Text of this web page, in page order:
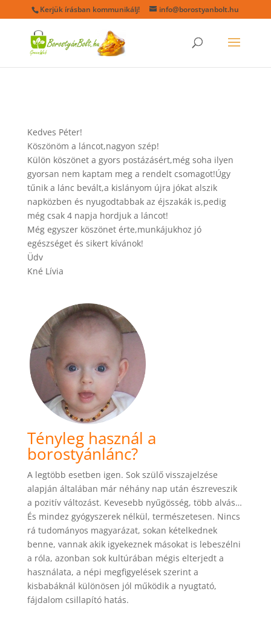
Kerjük írásban kommunikálj! info@borostyanbolt.hu
Kedves Péter!
Köszönöm a láncot,nagyon szép!
Külön köszönet a gyors postázásért,még soha ilyen
gyorsan nem kaptam meg a rendelt csomagot!Úgy
tűnik a lánc bevált,a kislányom újra jókat alszik
napközben és nyugodtabbak az éjszakák is,pedig
még csak 4 napja hordjuk a láncot!
Még egyszer köszönet érte,munkájukhoz jó
egészséget és sikert kívánok!
Üdv
Kné Lívia
Tényleg használ a
borostyánlánc?
A legtöbb esetben igen. Sok szülő visszajelzése
alapján általában már néhány nap után észreveszik
a pozitív változást. Kevesebb nyűgösség, több alvás…
És mindez gyógyszerek nélkül, természetesen. Nincs
rá tudományos magyarázat, sokan kételkednek
benne, vannak akik igyekeznek másokat is lebeszélni
a róla, azonban sok kultúrában mégis elterjedt a
használata, a népi megfigyelések szerint a
kisbabáknál különösen jól működik a nyugtató,
fájdalom csillapító hatás.